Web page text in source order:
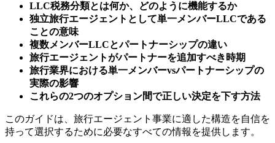
LLC税務分類とは何か、どのように機能するか
独立旅行エージェントとして単一メンバーLLCである
ことの意味
複数メンバーLLCとパートナーシップの違い
旅行エージェントがパートナーを追加すべき時期
旅行業界における単一メンバーvsパートナーシップの
実際の影響
これらの2つのオプション間で正しい決定を下す方法
このガイドは、旅行エージェント事業に適した構造を自信を
持って選択するために必要なすべての情報を提供します。